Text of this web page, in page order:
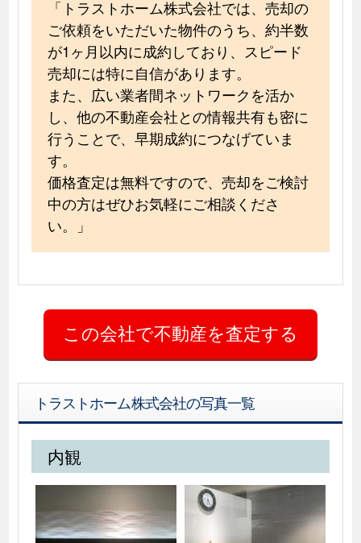
「トラストホーム株式会社では、売却の
ご依頼をいただいた物件のうち、約半数
が1ヶ月以内に成約しており、スピード
売却には特に自信があります。
また、広い業者間ネットワークを活か
し、他の不動産会社との情報共有も密に
行うことで、早期成約につなげていま
す。
価格査定は無料ですので、売却をご検討
中の方はぜひお気軽にご相談くださ
い。」
トラストホーム株式会社の写真一覧
内観